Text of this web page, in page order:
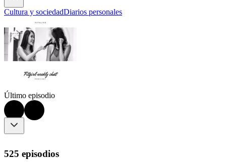
Cultura y sociedadDiarios personales
Último episodio
525 episodios